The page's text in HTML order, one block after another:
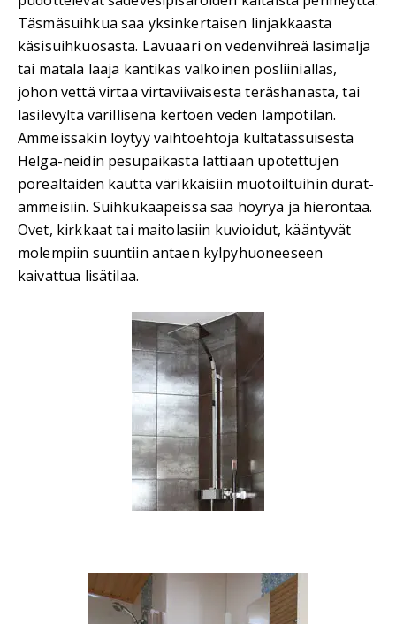
Täsmäsuihkua saa yksinkertaisen linjakkaasta
käsisuihkuosasta. Lavuaari on vedenvihreä lasimalja
tai matala laaja kantikas valkoinen posliiniallas,
johon vettä virtaa virtaviivaisesta teräshanasta, tai
lasilevyltä värillisenä kertoen veden lämpötilan.
Ammeissakin löytyy vaihtoehtoja kultatassuisesta
Helga-neidin pesupaikasta lattiaan upotettujen
porealtaiden kautta värikkäisiin muotoiltuihin durat-
ammeisiin. Suihkukaapeissa saa höyryä ja hierontaa.
Ovet, kirkkaat tai maitolasiin kuvioidut, kääntyvät
molempiin suuntiin antaen kylpyhuoneeseen
kaivattua lisätilaa.